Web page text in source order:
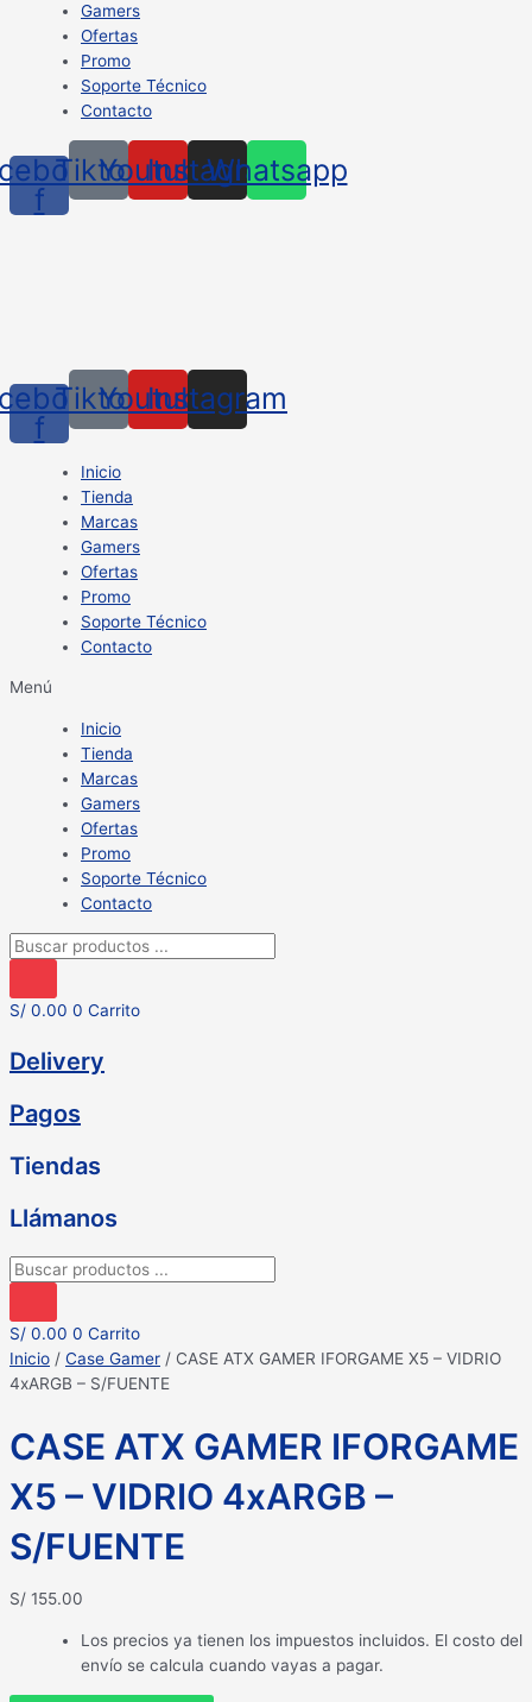
Gamers
Ofertas
Promo
Soporte Técnico
Contacto
f
TiktokYoutube
Instagram
Whatsapp
f
TiktokYoutube
Instagram
Inicio
Tienda
Marcas
Gamers
Ofertas
Promo
Soporte Técnico
Contacto
Menú
Inicio
Tienda
Marcas
Gamers
Ofertas
Promo
Soporte Técnico
Contacto
Búsqueda
productos
S/ 0.00 0 Carrito
Delivery
Pagos
Tiendas
Llámanos
Búsqueda
productos
S/ 0.00 0 Carrito
Inicio / Case Gamer / CASE ATX GAMER IFORGAME X5 – VIDRIO
4xARGB – S/FUENTE
CASE ATX GAMER IFORGAME
X5 – VIDRIO 4xARGB –
S/FUENTE
S/ 155.00
Los precios ya tienen los impuestos incluidos. El costo del
envío se calcula cuando vayas a pagar.